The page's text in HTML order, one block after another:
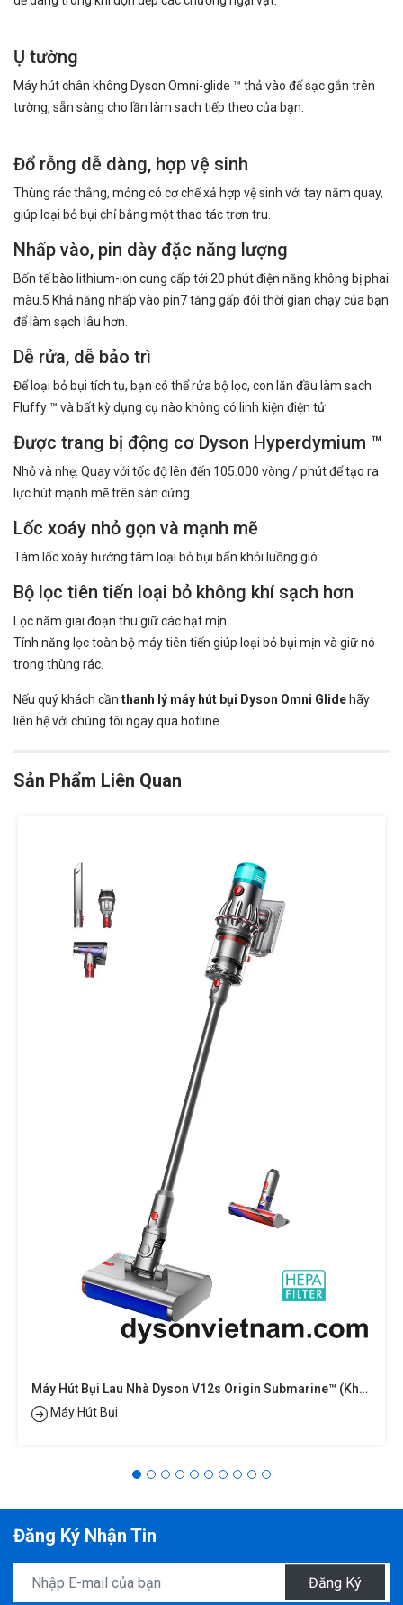
Ụ tường
Máy hút chân không Dyson Omni-glide ™ thả vào đế sạc gắn trên
tường, sẵn sàng cho lần làm sạch tiếp theo của bạn.
Đổ rỗng dễ dàng, hợp vệ sinh
Thùng rác thẳng, mỏng có cơ chế xả hợp vệ sinh với tay nắm quay,
giúp loại bỏ bụi chỉ bằng một thao tác trơn tru.
Nhấp vào, pin dày đặc năng lượng
Bốn tế bào lithium-ion cung cấp tới 20 phút điện năng không bị phai
màu.5 Khả năng nhấp vào pin7 tăng gấp đôi thời gian chạy của bạn
để làm sạch lâu hơn.
Dễ rửa, dễ bảo trì
Để loại bỏ bụi tích tụ, bạn có thể rửa bộ lọc, con lăn đầu làm sạch
Fluffy ™ và bất kỳ dụng cụ nào không có linh kiện điện tử.
Được trang bị động cơ Dyson Hyperdymium ™
Nhỏ và nhẹ. Quay với tốc độ lên đến 105.000 vòng / phút để tạo ra
lực hút mạnh mẽ trên sàn cứng.
Lốc xoáy nhỏ gọn và mạnh mẽ
Tám lốc xoáy hướng tâm loại bỏ bụi bẩn khỏi luồng gió.
Bộ lọc tiên tiến loại bỏ không khí sạch hơn
Lọc năm giai đoạn thu giữ các hạt mịn
Tính năng lọc toàn bộ máy tiên tiến giúp loại bỏ bụi mịn và giữ nó
trong thùng rác.
Nếu quý khách cần thanh lý máy hút bụi Dyson Omni Glide hãy
liên hệ với chúng tôi ngay qua hotline.
Sản Phẩm Liên Quan
Máy Hút Bụi Lau Nhà Dyson V12s Origin Submarine™ (khô Và Ướt)
Máy Hút Bụi
Đăng Ký Nhận Tin
Đăng Ký